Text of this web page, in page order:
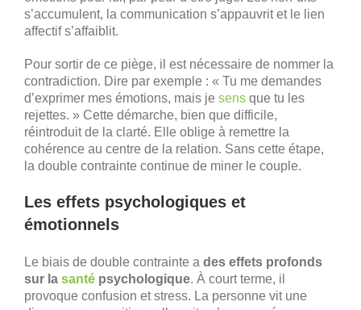
s’accumulent, la communication s’appauvrit et le lien
affectif s’affaiblit.
Pour sortir de ce piège, il est nécessaire de nommer la
contradiction. Dire par exemple : « Tu me demandes
d’exprimer mes émotions, mais je sens que tu les
rejettes. » Cette démarche, bien que difficile,
réintroduit de la clarté. Elle oblige à remettre la
cohérence au centre de la relation. Sans cette étape,
la double contrainte continue de miner le couple.
Les effets psychologiques et
émotionnels
Le biais de double contrainte a des effets profonds
sur la santé psychologique. À court terme, il
provoque confusion et stress. La personne vit une